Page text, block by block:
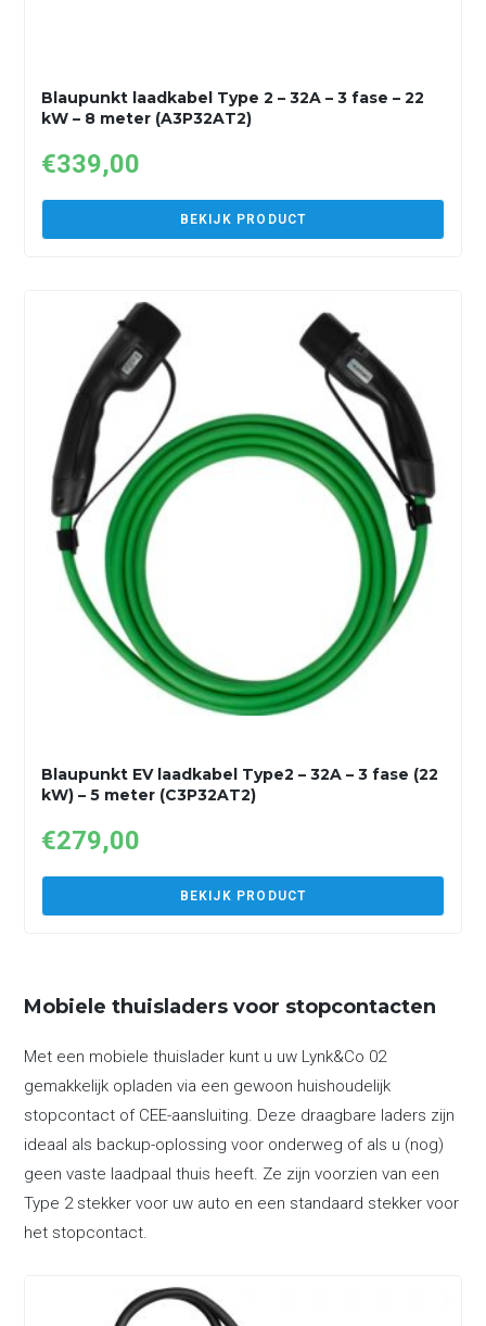
Blaupunkt laadkabel Type 2 – 32A – 3 fase – 22
kW – 8 meter (A3P32AT2)
€339,00
BEKIJK PRODUCT
Blaupunkt EV laadkabel Type2 – 32A – 3 fase (22
kW) – 5 meter (C3P32AT2)
€279,00
BEKIJK PRODUCT
Mobiele thuisladers voor stopcontacten
Met een mobiele thuislader kunt u uw Lynk&Co 02
gemakkelijk opladen via een gewoon huishoudelijk
stopcontact of CEE-aansluiting. Deze draagbare laders zijn
ideaal als backup-oplossing voor onderweg of als u (nog)
geen vaste laadpaal thuis heeft. Ze zijn voorzien van een
Type 2 stekker voor uw auto en een standaard stekker voor
het stopcontact.